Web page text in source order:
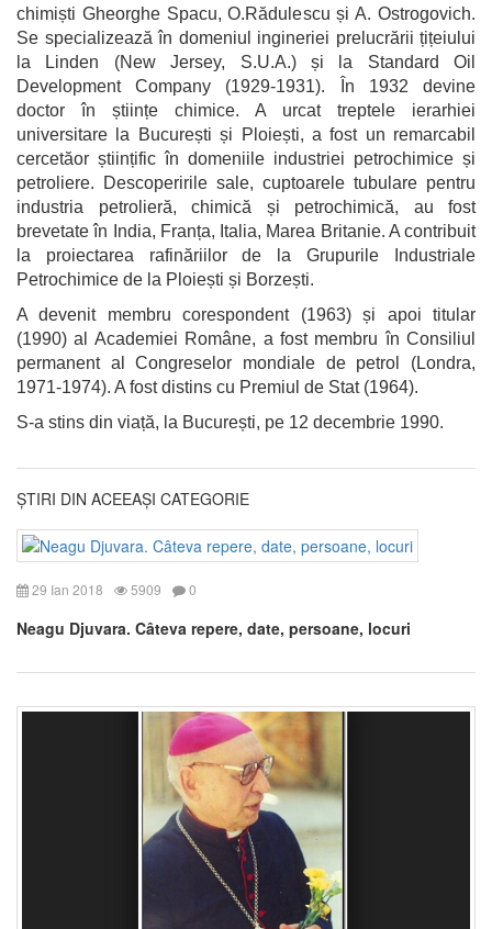
chimiști Gheorghe Spacu, O.Rădulescu și A. Ostrogovich.
Se specializează în domeniul ingineriei prelucrării țițeiului
la Linden (New Jersey, S.U.A.) și la Standard Oil
Development Company (1929-1931). În 1932 devine
doctor în științe chimice. A urcat treptele ierarhiei
universitare la București și Ploiești, a fost un remarcabil
cercetăor științific în domeniile industriei petrochimice și
petroliere. Descoperirile sale, cuptoarele tubulare pentru
industria petrolieră, chimică și petrochimică, au fost
brevetate în India, Franța, Italia, Marea Britanie. A contribuit
la proiectarea rafinăriilor de la Grupurile Industriale
Petrochimice de la Ploiești și Borzești.
A devenit membru corespondent (1963) și apoi titular
(1990) al Academiei Române, a fost membru în Consiliul
permanent al Congreselor mondiale de petrol (Londra,
1971-1974). A fost distins cu Premiul de Stat (1964).
S-a stins din viață, la București, pe 12 decembrie 1990.
ȘTIRI DIN ACEEAȘI CATEGORIE
29 Ian 2018 5909 0
Neagu Djuvara. Câteva repere, date, persoane, locuri